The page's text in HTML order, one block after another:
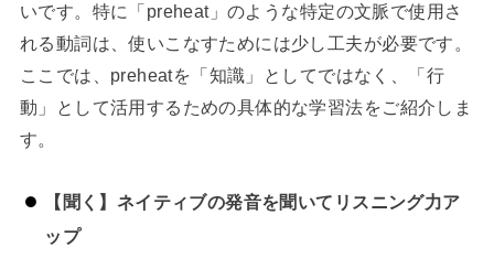
いです。特に「preheat」のような特定の文脈で使用さ
れる動詞は、使いこなすためには少し工夫が必要です。
ここでは、preheatを「知識」としてではなく、「行
動」として活用するための具体的な学習法をご紹介しま
す。
【聞く】ネイティブの発音を聞いてリスニング力ア
ップ